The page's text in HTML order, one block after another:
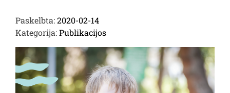
Paskelbta:2020-02-14
Kategorija:Publikacijos